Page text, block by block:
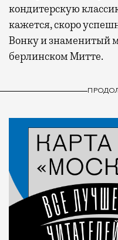
кондитерскую
кажется, скоро
Вонку и знаменитый
берлинском Митте.